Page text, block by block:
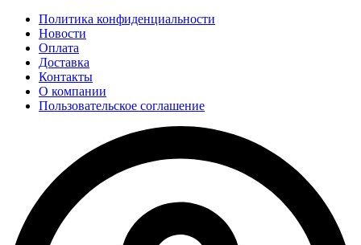
Политика конфиденциальности
Новости
Оплата
Доставка
Контакты
О компании
Пользовательское соглашение